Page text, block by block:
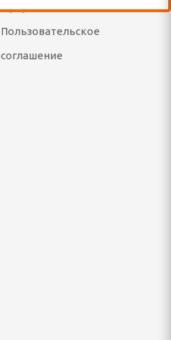
оферты
Пользовательское
соглашение